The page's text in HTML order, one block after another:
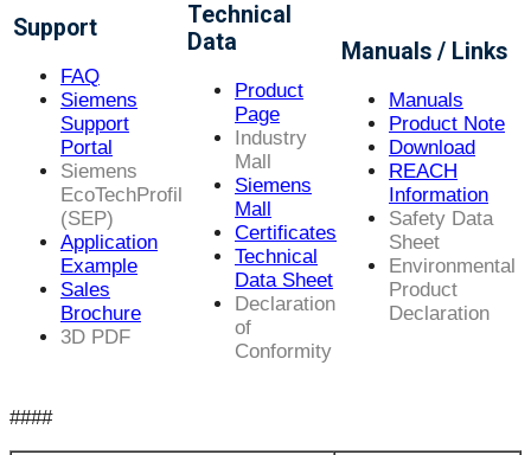
Support
FAQ
Siemens
Support
Portal
Siemens
EcoTechProfil
(SEP)
Application
Example
Sales
Brochure
3D PDF
Technical
Data
Product
Page
Industry
Mall
Siemens
Mall
Certificates
Technical
Data Sheet
Declaration
of
Conformity
Manuals / Links
Manuals
Product Note
Download
REACH
Information
Safety Data
Sheet
Environmental
Product
Declaration
####